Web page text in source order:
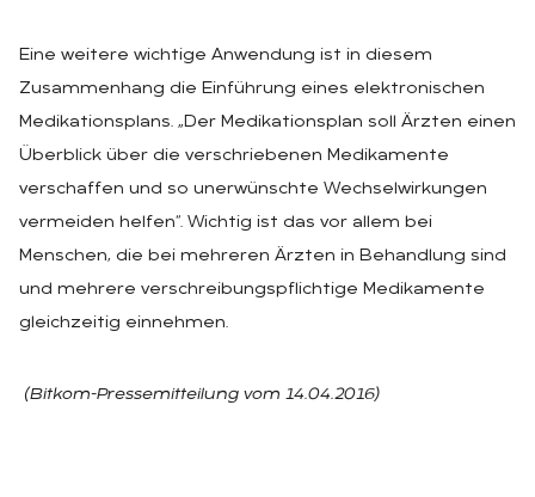
Eine weitere wichtige Anwendung ist in diesem
Zusammenhang die Einführung eines elektronischen
Medikationsplans. „Der Medikationsplan soll Ärzten einen
Überblick über die verschriebenen Medikamente
verschaffen und so unerwünschte Wechselwirkungen
vermeiden helfen“. Wichtig ist das vor allem bei
Menschen, die bei mehreren Ärzten in Behandlung sind
und mehrere verschreibungspflichtige Medikamente
gleichzeitig einnehmen.
(Bitkom-Pressemitteilung vom 14.04.2016)